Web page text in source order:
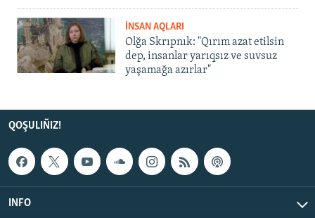
İNSAN AQLARI
Olğa Skrıpnık: "Qırım azat etilsin
dep, insanlar yarıqsız ve suvsuz
yaşamağa azırlar"
QOŞULIÑIZ!
INFO